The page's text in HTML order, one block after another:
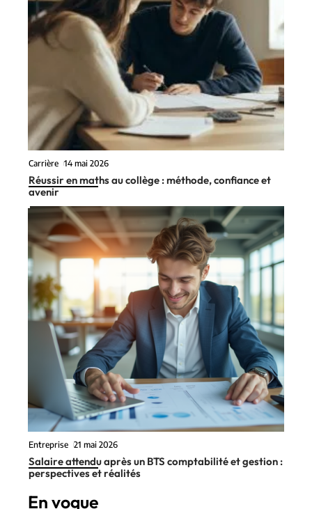
Carrière 14 mai 2026
Réussir en maths au collège : méthode, confiance et
avenir
Entreprise 21 mai 2026
Salaire attendu après un BTS comptabilité et gestion :
perspectives et réalités
En vogue